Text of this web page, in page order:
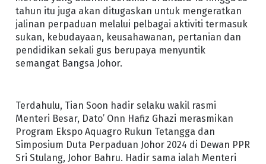
tahun itu juga akan ditugaskan untuk mengeratkan
jalinan perpaduan melalui pelbagai aktiviti termasuk
sukan, kebudayaan, keusahawanan, pertanian dan
pendidikan sekali gus berupaya menyuntik
semangat Bangsa Johor.
Terdahulu, Tian Soon hadir selaku wakil rasmi
Menteri Besar, Dato’ Onn Hafiz Ghazi merasmikan
Program Ekspo Aquagro Rukun Tetangga dan
Simposium Duta Perpaduan Johor 2024 di Dewan PPR
Sri Stulang, Johor Bahru. Hadir sama ialah Menteri